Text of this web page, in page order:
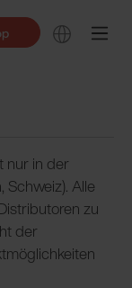
nur in der
Alle
zu
der